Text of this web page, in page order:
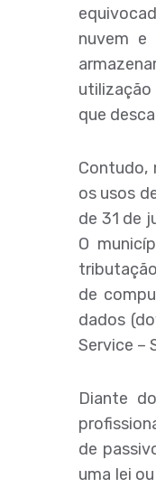
nuvem
que
Contudo,
os usos
de 31 de
O
de
dados
Service –
Diante
de
uma lei